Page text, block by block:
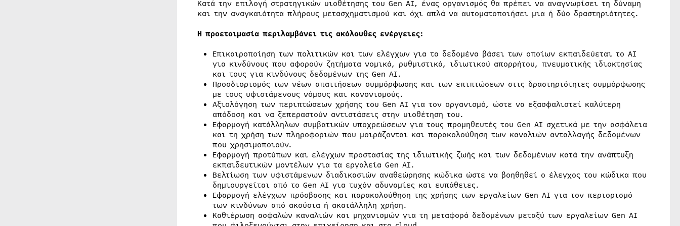
Κατά την επιλογή στρατηγικών υιοθέτησης του Gen AI, ένας οργανισμός θα πρέπει να αναγνωρίσει τη δύναμη
και την αναγκαιότητα πλήρους μετασχηματισμού και όχι απλά να αυτοματοποιήσει μια ή δύο δραστηριότητες.
Η προετοιμασία περιλαμβάνει τις ακόλουθες ενέργειες:
Επικαιροποίηση των πολιτικών και των ελέγχων για τα δεδομένα βάσει των οποίων εκπαιδεύεται το ΑΙ
για κινδύνους που αφορούν ζητήματα νομικά, ρυθμιστικά, ιδιωτικού απορρήτου, πνευματικής ιδιοκτησίας
και τους για κινδύνους δεδομένων της Gen AI.
Προσδιορισμός των νέων απαιτήσεων συμμόρφωσης και των επιπτώσεων στις δραστηριότητες συμμόρφωσης
με τους υφιστάμενους νόμους και κανονισμούς.
Αξιολόγηση των περιπτώσεων χρήσης του Gen AI για τον οργανισμό, ώστε να εξασφαλιστεί καλύτερη
απόδοση και να ξεπεραστούν αντιστάσεις στην υιοθέτηση του.
Εφαρμογή κατάλληλων συμβατικών υποχρεώσεων για τους προμηθευτές του Gen AI σχετικά με την ασφάλεια
και τη χρήση των πληροφοριών που μοιράζονται και παρακολούθηση των καναλιών ανταλλαγής δεδομένων
που χρησιμοποιούν.
Εφαρμογή προτύπων και ελέγχων προστασίας της ιδιωτικής ζωής και των δεδομένων κατά την ανάπτυξη
εκπαιδευτικών μοντέλων για τα εργαλεία Gen AI.
Βελτίωση των υφιστάμενων διαδικασιών αναθεώρησης κώδικα ώστε να βοηθηθεί ο έλεγχος του κώδικα που
δημιουργείται από το Gen AI για τυχόν αδυναμίες και ευπάθειες.
Εφαρμογή ελέγχων πρόσβασης και παρακολούθηση της χρήσης των εργαλείων Gen AI για τον περιορισμό
των κινδύνων από ακούσια ή ακατάλληλη χρήση.
Καθιέρωση ασφαλών καναλιών και μηχανισμών για τη μεταφορά δεδομένων μεταξύ των εργαλείων Gen AI